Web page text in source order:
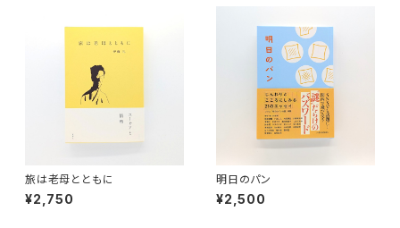
旅は老母とともに
¥2,750
明日のパン
¥2,500